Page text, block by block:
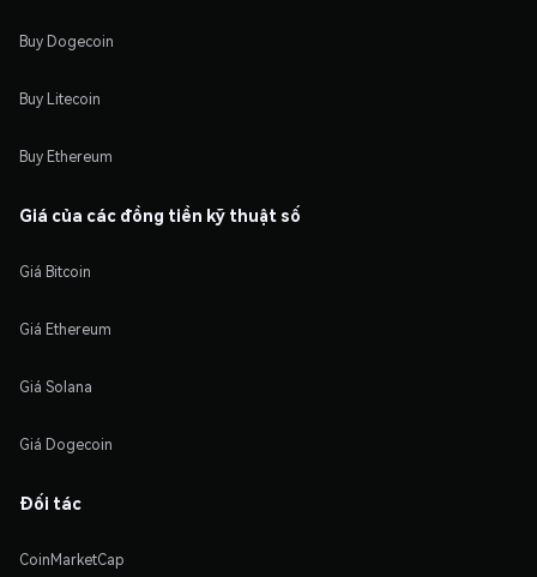
Buy Dogecoin
Buy Litecoin
Buy Ethereum
Giá của các đồng tiền kỹ thuật số
Giá Bitcoin
Giá Ethereum
Giá Solana
Giá Dogecoin
Đối tác
CoinMarketCap